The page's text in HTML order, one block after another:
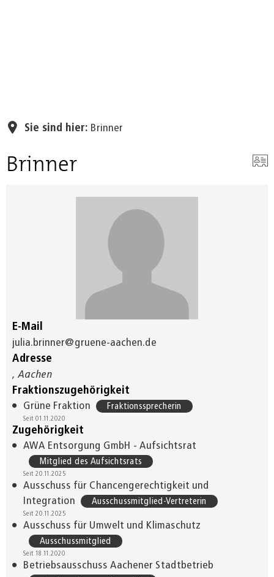
Sie sind hier: Brinner
Brinner
E-Mail
julia.brinner@gruene-aachen.de
Adresse
, Aachen
Fraktionszugehörigkeit
Grüne Fraktion
Fraktionssprecherin
Seit 01.11.2020
Zugehörigkeit
AWA Entsorgung GmbH - Aufsichtsrat
Mitglied des Aufsichtsrats
Seit 20.11.2025
Ausschuss für Chancengerechtigkeit und
Integration
Ausschussmitglied-Vertreterin
Seit 20.11.2025
Ausschuss für Umwelt und Klimaschutz
Ausschussmitglied
Seit 18.11.2020
Betriebsausschuss Aachener Stadtbetrieb